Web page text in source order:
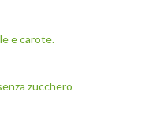
e carote.
zucchero